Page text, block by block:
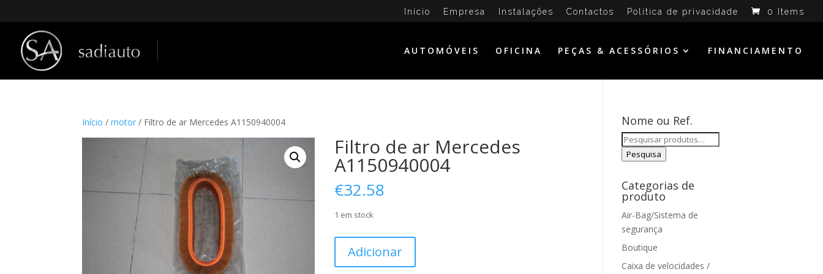
Início Empresa Instalações Contactos Política de privacidade 0 Items
AUTOMÓVEIS OFICINA PEÇAS & ACESSÓRIOS FINANCIAMENTO
Início /motor / Filtro de ar Mercedes A1150940004
Filtro de ar Mercedes
A1150940004
€32.58
1 em stock
Filtro
Adicionar
Nome ou Ref.
Pesquisar
por:
Pesquisa
Categorias de
produto
Air-Bag/Sistema de
segurança
Boutique
Caixa de velocidades /